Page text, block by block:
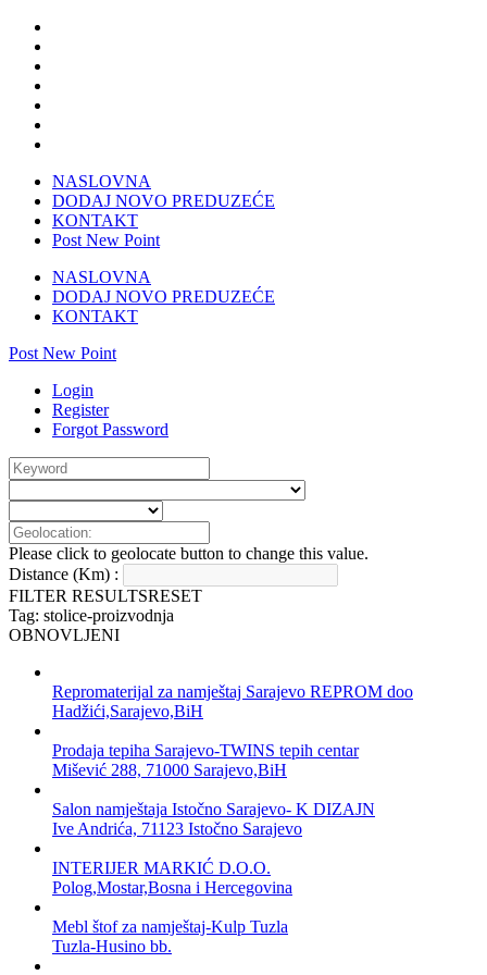
NASLOVNA
DODAJ NOVO PREDUZEĆE
KONTAKT
Post New Point
NASLOVNA
DODAJ NOVO PREDUZEĆE
KONTAKT
Post New Point
Login
Register
Forgot Password
Please click to geolocate button to change this value.
Distance (Km) :
FILTER RESULTSRESET
Tag: stolice-proizvodnja
OBNOVLJENI
Repromaterijal za namještaj Sarajevo REPROM doo
Hadžići,Sarajevo,BiH
Prodaja tepiha Sarajevo-TWINS tepih centar
Mišević 288, 71000 Sarajevo,BiH
Salon namještaja Istočno Sarajevo- K DIZAJN
Ive Andrića, 71123 Istočno Sarajevo
INTERIJER MARKIĆ D.O.O.
Polog,Mostar,Bosna i Hercegovina
Mebl štof za namještaj-Kulp Tuzla
Tuzla-Husino bb.